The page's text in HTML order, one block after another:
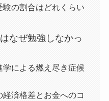
験の割合はどれくらい
なぜ勉強しなかっ
学による燃え尽き症候
済格差とお金へのコ